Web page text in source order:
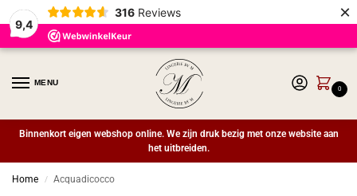
9,4
316 Reviews ×
MENU
0
Binnenkort eigen webshop online. We zijn druk bezig met onze website aan
het uitbreiden.
Home / Acquadicocco